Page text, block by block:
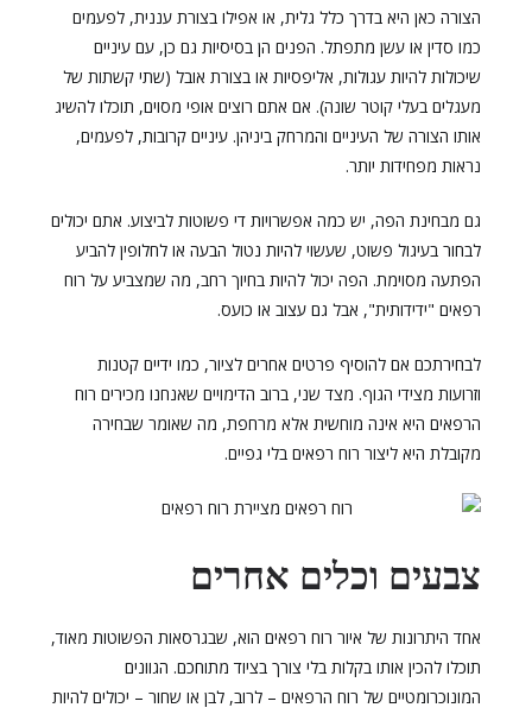
הצורה כאן היא בדרך כלל גלית, או אפילו בצורת עננית, לפעמים
כמו סדין או עשן מתפתל. הפנים הן בסיסיות גם כן, עם עיניים
שיכולות להיות עגולות, אליפסיות או בצורת אובל (שתי קשתות של
מעגלים בעלי קוטר שונה). אם אתם רוצים אופי מסוים, תוכלו להשיג
אותו הצורה של העיניים והמרחק ביניהן. עיניים קרובות, לפעמים,
נראות מפחידות יותר.
גם מבחינת הפה, יש כמה אפשרויות די פשוטות לביצוע. אתם יכולים
לבחור בעיגול פשוט, שעשוי להיות נטול הבעה או לחלופין להביע
הפתעה מסוימת. הפה יכול להיות בחיוך רחב, מה שמצביע על רוח
רפאים "ידידותית", אבל גם עצוב או כועס.
לבחירתכם אם להוסיף פרטים אחרים לציור, כמו ידיים קטנות
וזרועות מצידי הגוף. מצד שני, ברוב הדימויים שאנחנו מכירים רוח
הרפאים היא אינה מוחשית אלא מרחפת, מה שאומר שבחירה
מקובלת היא ליצור רוח רפאים בלי גפיים.
צבעים וכלים אחרים
אחד היתרונות של איור רוח רפאים הוא, שבגרסאות הפשוטות מאוד,
תוכלו להכין אותו בקלות בלי צורך בציוד מתוחכם. הגוונים
המונוכרומטיים של רוח הרפאים – לרוב, לבן או שחור – יכולים להיות